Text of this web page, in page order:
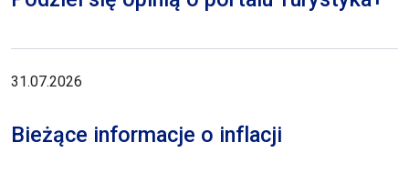
31.07.2026
Bieżące informacje o inflacji